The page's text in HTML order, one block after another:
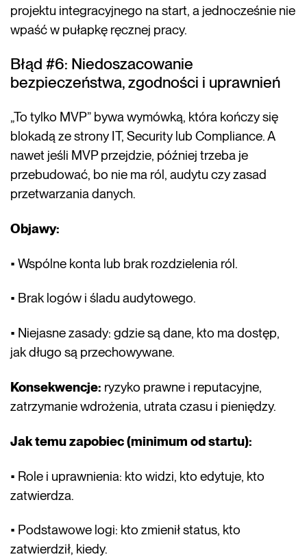
projektu integracyjnego na start, a jednocześnie nie
wpaść w pułapkę ręcznej pracy.
Błąd #6: Niedoszacowanie
bezpieczeństwa, zgodności i uprawnień
„To tylko MVP” bywa wymówką, która kończy się
blokadą ze strony IT, Security lub Compliance. A
nawet jeśli MVP przejdzie, później trzeba je
przebudować, bo nie ma ról, audytu czy zasad
przetwarzania danych.
Objawy:
• Wspólne konta lub brak rozdzielenia ról.
• Brak logów i śladu audytowego.
• Niejasne zasady: gdzie są dane, kto ma dostęp,
jak długo są przechowywane.
Konsekwencje: ryzyko prawne i reputacyjne,
zatrzymanie wdrożenia, utrata czasu i pieniędzy.
Jak temu zapobiec (minimum od startu):
• Role i uprawnienia: kto widzi, kto edytuje, kto
zatwierdza.
• Podstawowe logi: kto zmienił status, kto
zatwierdził, kiedy.